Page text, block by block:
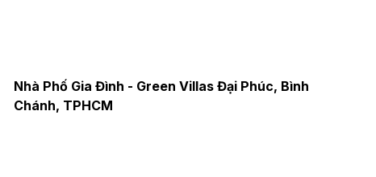
Biệt Thự Gia Đình - Dương Quảng Hàm, Q.Gò Vấp,
TPHCM